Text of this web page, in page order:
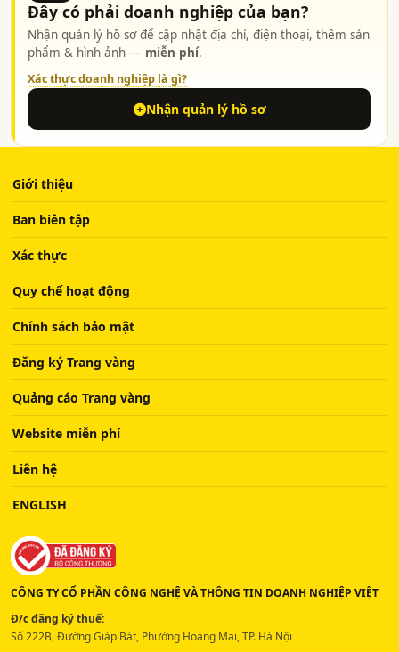
Đây có phải doanh nghiệp của bạn?
Nhận quản lý hồ sơ để cập nhật địa chỉ, điện thoại, thêm sản
phẩm & hình ảnh — miễn phí.
Xác thực doanh nghiệp là gì?
Nhận quản lý hồ sơ
Giới thiệu
Ban biên tập
Xác thực
Quy chế hoạt động
Chính sách bảo mật
Đăng ký Trang vàng
Quảng cáo Trang vàng
Website miễn phí
Liên hệ
ENGLISH
CÔNG TY CỔ PHẦN CÔNG NGHỆ VÀ THÔNG TIN DOANH NGHIỆP VIỆT
Đ/c đăng ký thuế:
Số 222B, Đường Giáp Bát, Phường Hoàng Mai, TP. Hà Nội